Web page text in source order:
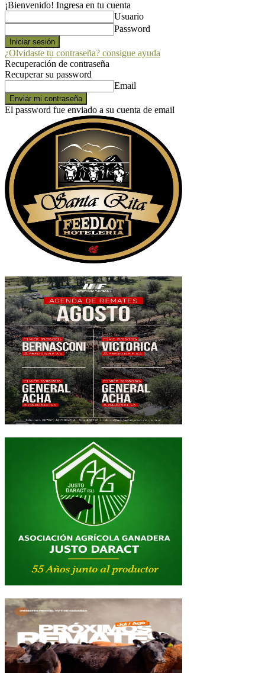
¡Bienvenido! Ingresa en tu cuenta
Usuario
Password
¿Olvidaste tu contraseña? consigue ayuda
Recuperación de contraseña
Recuperar su password
Email
El password fue enviado a su cuenta de email